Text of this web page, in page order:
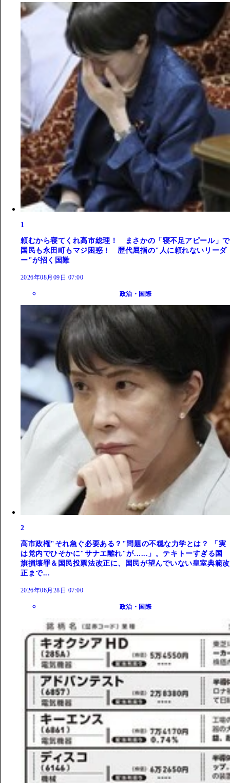
1
頼むから寝てくれ高市総理！ まさかの「寝不足アピール」で
国民も永田町もマジ困惑！ 歴代屈指の"人に頼れないリーダ
ー"が招く国難
2026年08月09日 07:00
政治・国際
2
高市政権"それ急ぐ必要ある？"問題の不穏な力学とは？ 「実
は党内でひそかに"サナエ離れ"が......」。テキトーすぎる国
旗損壊罪＆国民投票法改正に、国民が望んでいない皇室典範改
正まで...
2026年06月28日 07:00
政治・国際